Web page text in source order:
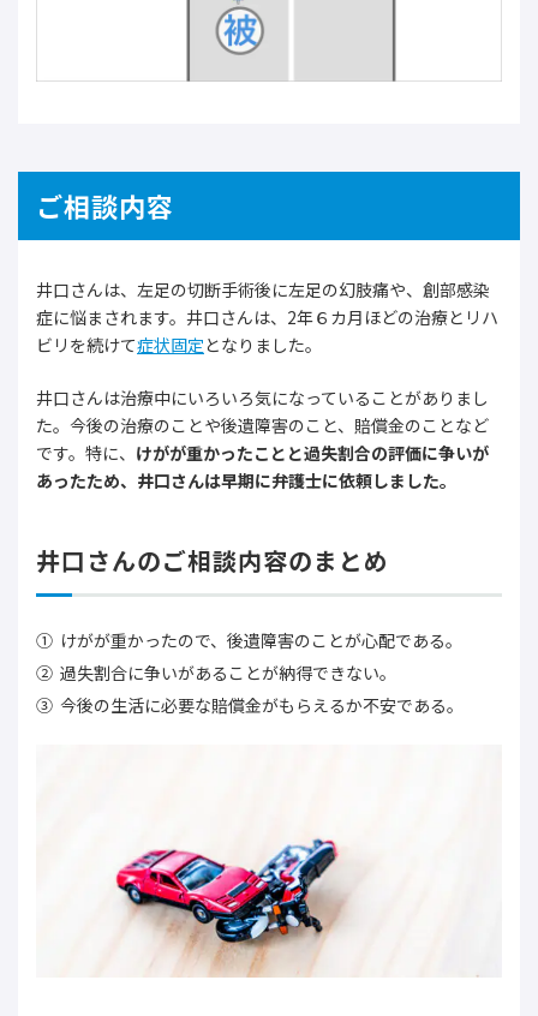
ご相談内容
井口さんは、左足の切断手術後に左足の幻肢痛や、創部感染
症に悩まされます。井口さんは、2年６カ月ほどの治療とリハ
ビリを続けて症状固定となりました。
井口さんは治療中にいろいろ気になっていることがありまし
た。今後の治療のことや後遺障害のこと、賠償金のことなど
です。特に、 けがが重かったことと過失割合の評価に争いが
あったため、井口さんは早期に弁護士に依頼しました。
井口さんのご相談内容のまとめ
けがが重かったので、後遺障害のことが心配である。
過失割合に争いがあることが納得できない。
今後の生活に必要な賠償金がもらえるか不安である。